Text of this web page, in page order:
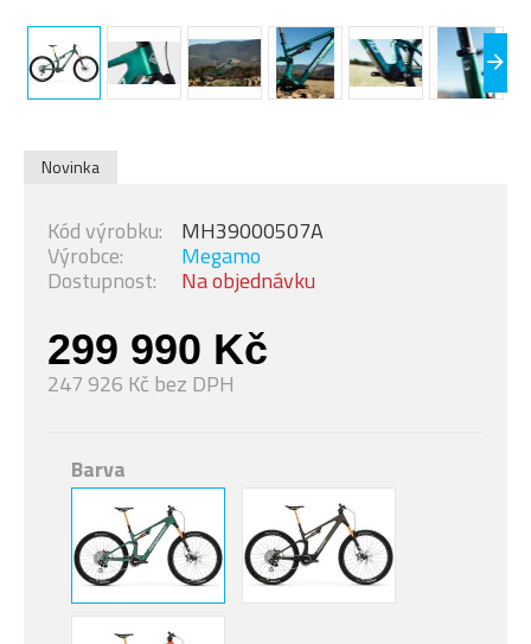
Novinka
299 990 Kč
247 926 Kč bez DPH
Dostupnost: Na objednávku
Výrobce: Megamo
Kód výrobku: MH39000507A
Barva